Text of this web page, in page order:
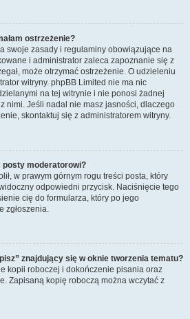
ostrzeżenie?
swoje zasady i regulaminy obowiązujące na
i administrator zaleca zapoznanie się z
może otrzymać ostrzeżenie. O udzieleniu
witryny. phpBB Limited nie ma nic
na tej witrynie i nie ponosi żadnej
nimi. Jeśli nadal nie masz jasności, dlaczego
skontaktuj się z administratorem witryny.
posty moderatorowi?
w prawym górnym rogu treści posta, który
odpowiedni przycisk. Naciśnięcie tego
cię do formularza, który po jego
zgłoszenia.
znajdujący się w oknie tworzenia tematu?
kopii roboczej i dokończenie pisania oraz
Zapisaną kopię roboczą można wczytać z